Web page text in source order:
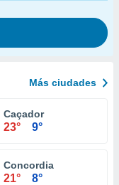
Más ciudades
Caçador
23° 9°
Concordia
21° 8°